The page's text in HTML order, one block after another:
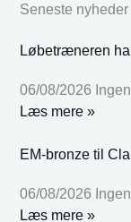
Seneste nyheder
Løbetræneren
06/08/2026
Læs mere »
EM-bronze til
06/08/2026
Læs mere »